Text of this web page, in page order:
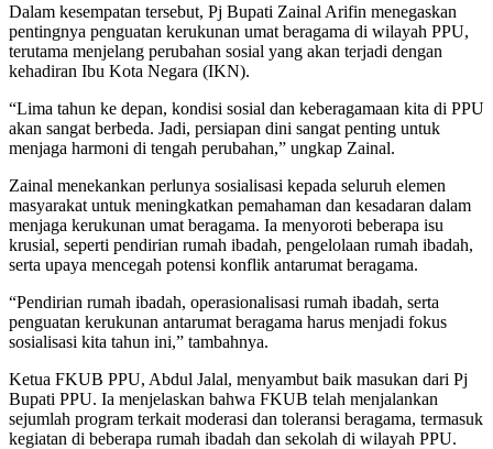
Dalam kesempatan tersebut, Pj Bupati Zainal Arifin menegaskan
pentingnya penguatan kerukunan umat beragama di wilayah PPU,
terutama menjelang perubahan sosial yang akan terjadi dengan
kehadiran Ibu Kota Negara (IKN).
“Lima tahun ke depan, kondisi sosial dan keberagamaan kita di PPU
akan sangat berbeda. Jadi, persiapan dini sangat penting untuk
menjaga harmoni di tengah perubahan,” ungkap Zainal.
Zainal menekankan perlunya sosialisasi kepada seluruh elemen
masyarakat untuk meningkatkan pemahaman dan kesadaran dalam
menjaga kerukunan umat beragama. Ia menyoroti beberapa isu
krusial, seperti pendirian rumah ibadah, pengelolaan rumah ibadah,
serta upaya mencegah potensi konflik antarumat beragama.
“Pendirian rumah ibadah, operasionalisasi rumah ibadah, serta
penguatan kerukunan antarumat beragama harus menjadi fokus
sosialisasi kita tahun ini,” tambahnya.
Ketua FKUB PPU, Abdul Jalal, menyambut baik masukan dari Pj
Bupati PPU. Ia menjelaskan bahwa FKUB telah menjalankan
sejumlah program terkait moderasi dan toleransi beragama, termasuk
kegiatan di beberapa rumah ibadah dan sekolah di wilayah PPU.